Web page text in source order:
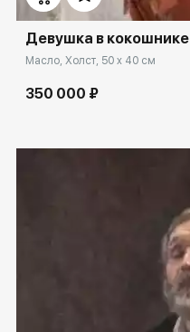
Девушка в кокошнике
Масло, Холст, 50 x 40 см
350 000 ₽